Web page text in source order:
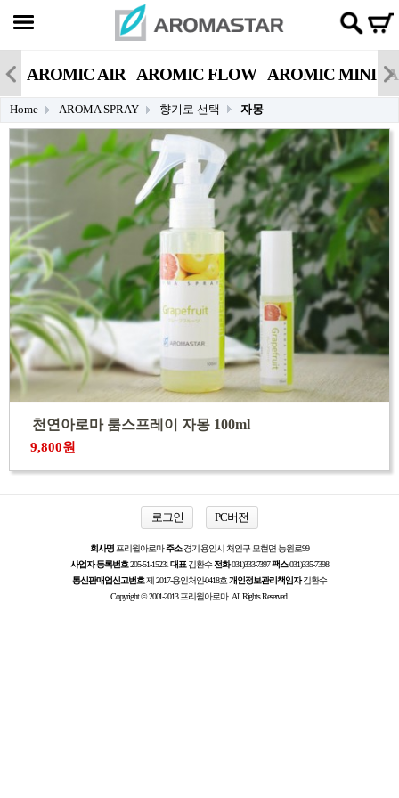
AROMIC AIR AROMIC FLOW AROMIC MINI
Home AROMA SPRAY 향기로 선택 자몽
천연아로마 룸스프레이 자몽 100ml
9,800원
로그인 PC버전
회사명프리윌아로마주소경기 용인시 처인구 모현면 능원로99
사업자 등록번호205-51-15231대표김환수전화031)333-7397팩스031)335-7398
통신판매업신고번호제 2017-용인처인-0418호개인정보관리책임자김환수
Copyright © 2001-2013 프리윌아로마. All Rights Reserved.